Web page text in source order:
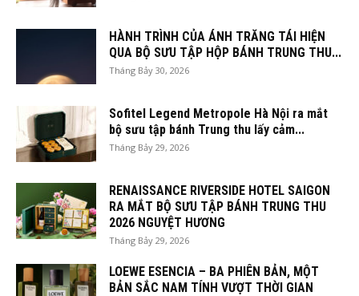
HÀNH TRÌNH CỦA ÁNH TRĂNG TÁI HIỆN
QUA BỘ SƯU TẬP HỘP BÁNH TRUNG THU...
Tháng Bảy 30, 2026
Sofitel Legend Metropole Hà Nội ra mắt
bộ sưu tập bánh Trung thu lấy cảm...
Tháng Bảy 29, 2026
RENAISSANCE RIVERSIDE HOTEL SAIGON
RA MẮT BỘ SƯU TẬP BÁNH TRUNG THU
2026 NGUYỆT HƯƠNG
Tháng Bảy 29, 2026
LOEWE ESENCIA – BA PHIÊN BẢN, MỘT
BẢN SẮC NAM TÍNH VƯỢT THỜI GIAN